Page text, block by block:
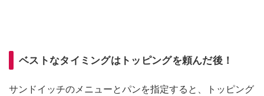
ベストなタイミングはトッピングを頼んだ後！
サンドイッチのメニューとパンを指定すると、トッピング